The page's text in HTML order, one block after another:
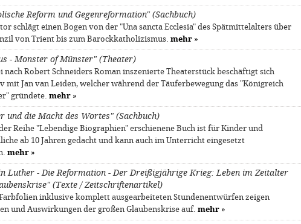
Reform und Gegenreformation" (Sachbuch)
schlägt einen Bogen von der "Una sancta Ecclesia" des Spätmittelalters über
von Trient bis zum Barockkatholizismus. mehr »
- Monster of Münster" (Theater)
nach Robert Schneiders Roman inszenierte Theaterstück beschäftigt sich
mit Jan van Leiden, welcher während der Täuferbewegung das "Königreich
gründete. mehr »
und die Macht des Wortes" (Sachbuch)
Reihe "Lebendige Biographien" erschienene Buch ist für Kinder und
ab 10 Jahren gedacht und kann auch im Unterricht eingesetzt
mehr »
Luther - Die Reformation - Der Dreißigjährige Krieg: Leben im Zeitalter
(Texte / Zeitschriftenartikel)
inklusive komplett ausgearbeiteten Stundenentwürfen zeigen
und Auswirkungen der großen Glaubenskrise auf. mehr »